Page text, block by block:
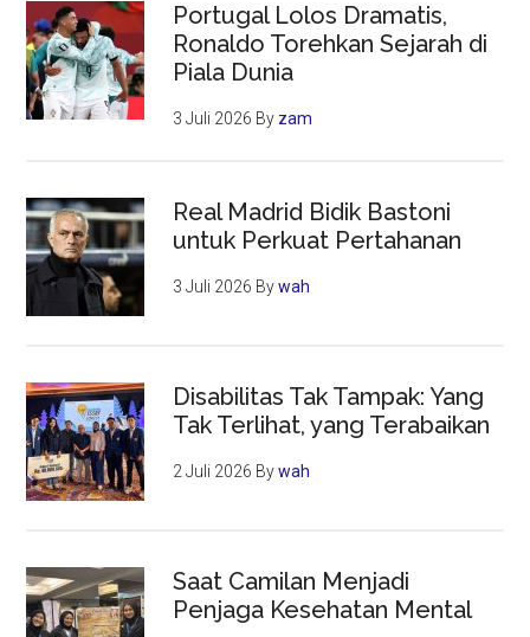
Portugal Lolos Dramatis,
Ronaldo Torehkan Sejarah di
Piala Dunia
3 Juli 2026 By zam
Real Madrid Bidik Bastoni
untuk Perkuat Pertahanan
3 Juli 2026 Bywah
Disabilitas Tak Tampak: Yang
Tak Terlihat, yang Terabaikan
2 Juli 2026 Bywah
Saat Camilan Menjadi
Penjaga Kesehatan Mental